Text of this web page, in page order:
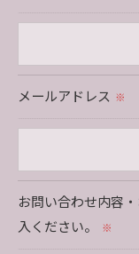
ービスをご提供
承ください。
止の手続を定め
ご本人である事
メールアドレス ※
お問い合わせ内容
入ください。
※